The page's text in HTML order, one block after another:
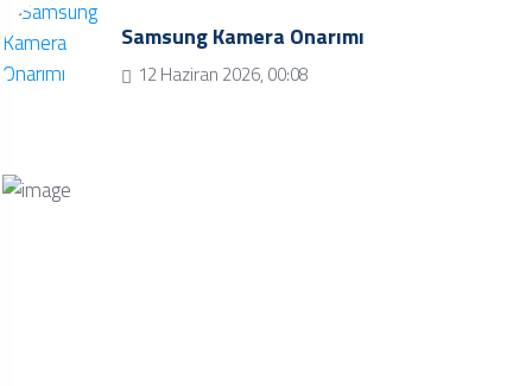
Samsung Kamera Onarımı
12 Haziran 2026, 00:08